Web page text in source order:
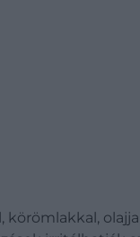
körömlakkal,